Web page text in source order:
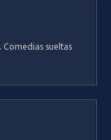
sueltas